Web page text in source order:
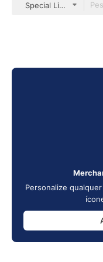
Special Lineal color
Personalize